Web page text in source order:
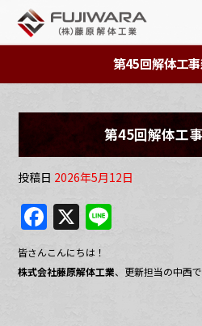
第45回解体工
第45回解体工
投稿日 2026年5月12日
F
a
c
X
e
皆さんこんにちは！
株式会社藤原解体工業、更新担当の中西で